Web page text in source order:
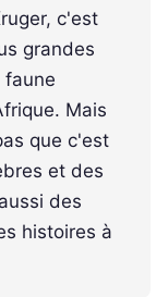
c'est
grandes
faune
Mais
que c'est
et des
des
histoires à